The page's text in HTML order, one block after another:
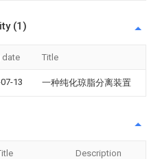
(1)
date Title
13 一种纯化琼脂分离装置
Description